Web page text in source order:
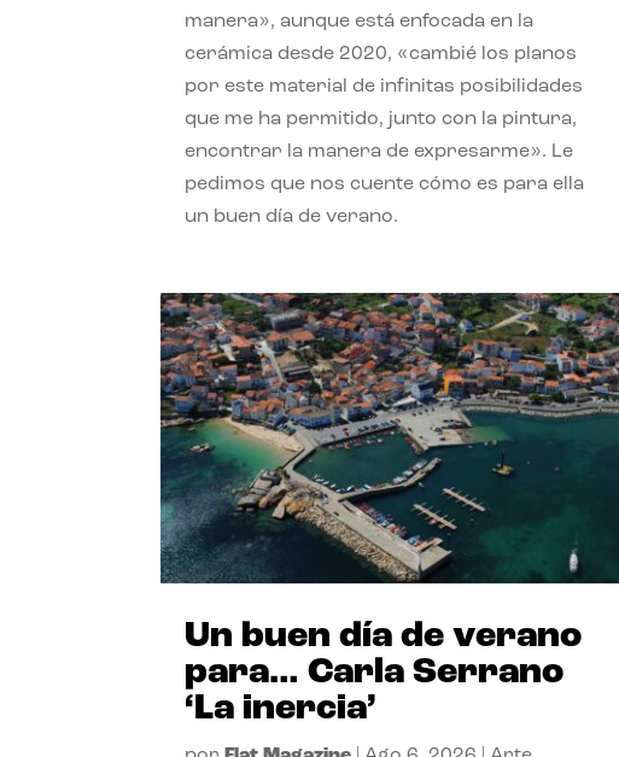
manera», aunque está enfocada en la
cerámica desde 2020, «cambié los planos
por este material de infinitas posibilidades
que me ha permitido, junto con la pintura,
encontrar la manera de expresarme». Le
pedimos que nos cuente cómo es para ella
un buen día de verano.
Un buen día de verano
para… Carla Serrano
‘La inercia’